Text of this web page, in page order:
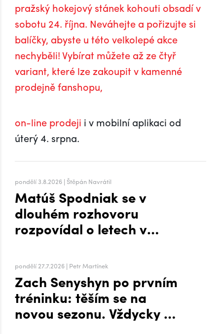
pražský hokejový stánek kohouti obsadí v
sobotu 24. října. Neváhejte a pořizujte si
balíčky, abyste u této velkolepé akce
nechyběli! Vybírat můžete až ze čtyř
variant, které lze zakoupit v kamenné
prodejně fanshopu,
on-line prodeji i v mobilní aplikaci od
úterý 4. srpna.
pondělí 3.8.2026 | Štěpán Navrátil
Matúš Spodniak se v
dlouhém rozhovoru
rozpovídal o letech v
pondělí 27.7.2026 | Petr Martínek
Zach Senyshyn po prvním
tréninku: těším se na
novou sezonu. Vždycky mi